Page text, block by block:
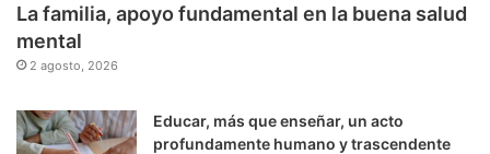
La familia, apoyo fundamental en la buena salud
mental
2 agosto, 2026
Educar, más que enseñar, un acto
profundamente humano y trascendente